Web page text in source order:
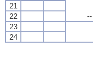
--
21
22
23
24